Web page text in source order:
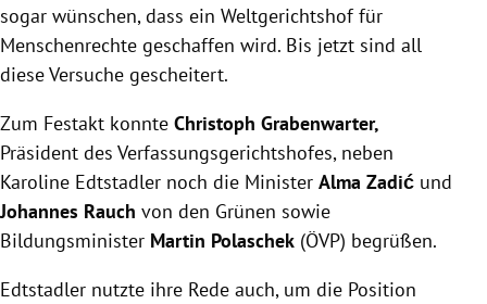
sogar wünschen, dass ein Weltgerichtshof für
Menschenrechte geschaffen wird. Bis jetzt sind all
diese Versuche gescheitert.
Zum Festakt konnte Christoph Grabenwarter,
Präsident des Verfassungsgerichtshofes, neben
Karoline Edtstadler noch die Minister Alma Zadić und
Johannes Rauch von den Grünen sowie
Bildungsminister Martin Polaschek (ÖVP) begrüßen.
Edtstadler nutzte ihre Rede auch, um die Position